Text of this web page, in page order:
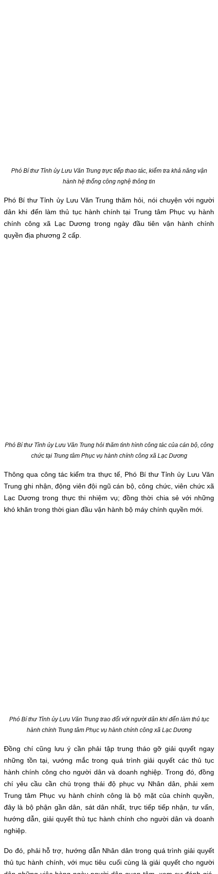
Phó Bí thư Tỉnh ủy Lưu Văn Trung trực tiếp thao tác, kiểm tra khả năng vận
hành hệ thống công nghệ thông tin
Phó Bí thư Tỉnh ủy Lưu Văn Trung thăm hỏi, nói chuyện với người
dân khi đến làm thủ tục hành chính tại Trung tâm Phục vụ hành
chính công xã Lạc Dương trong ngày đầu tiên vận hành chính
quyền địa phương 2 cấp.
Phó Bí thư Tỉnh ủy Lưu Văn Trung hỏi thăm tình hình công tác của cán bộ, công
chức tại Trung tâm Phục vụ hành chính công xã Lạc Dương
Thông qua công tác kiểm tra thực tế, Phó Bí thư Tỉnh ủy Lưu Văn
Trung ghi nhận, động viên đội ngũ cán bộ, công chức, viên chức xã
Lạc Dương trong thực thi nhiệm vụ; đồng thời chia sẻ với những
khó khăn trong thời gian đầu vận hành bộ máy chính quyền mới.
Phó Bí thư Tỉnh ủy Lưu Văn Trung trao đổi với người dân khi đến làm thủ tục
hành chính Trung tâm Phục vụ hành chính công xã Lạc Dương
Đồng chí cũng lưu ý cần phải tập trung tháo gỡ giải quyết ngay
những tồn tại, vướng mắc trong quá trình giải quyết các thủ tục
hành chính công cho người dân và doanh nghiệp. Trong đó, đồng
chí yêu cầu cần chú trọng thái độ phục vụ Nhân dân, phải xem
Trung tâm Phục vụ hành chính công là bộ mặt của chính quyền,
đây là bộ phận gần dân, sát dân nhất, trực tiếp tiếp nhận, tư vấn,
hướng dẫn, giải quyết thủ tục hành chính cho người dân và doanh
nghiệp.
Do đó, phải hỗ trợ, hướng dẫn Nhân dân trong quá trình giải quyết
thủ tục hành chính, với mục tiêu cuối cùng là giải quyết cho người